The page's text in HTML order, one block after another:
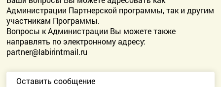
Администрации Партнерской программы, так и другим
участникам Программы.
Вопросы к Администрации Вы можете также
направлять по электронному адресу:
partner@labirintmail.ru
Оставить сообщение